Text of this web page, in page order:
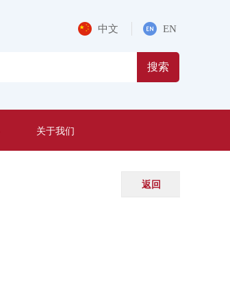
搜索
中文 EN
关于我们
返回